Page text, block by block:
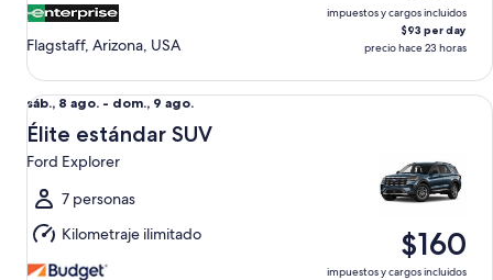
ago.
Flagstaff, Arizona, USA
impuestos y cargos incluidos
$93 per day
precio hace 23 horas
Del
sáb.,
8
ago.
al
dom.,
9
ago.
sáb., 8 ago. - dom., 9 ago.
Élite estándar SUV
Ford Explorer
7 personas
Kilometraje ilimitado
$160
impuestos y cargos incluidos
Élite estándar SUV Ford Explorer